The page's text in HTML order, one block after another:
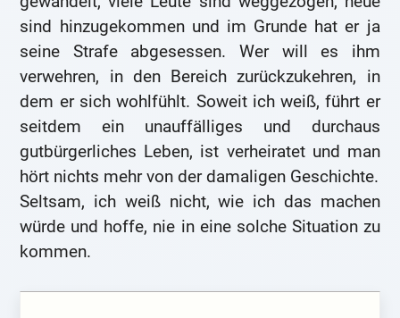
sind hinzugekommen und im Grunde hat er ja
seine Strafe abgesessen. Wer will es ihm
verwehren, in den Bereich zurückzukehren, in
dem er sich wohlfühlt. Soweit ich weiß, führt er
seitdem ein unauffälliges und durchaus
gutbürgerliches Leben, ist verheiratet und man
hört nichts mehr von der damaligen Geschichte.
Seltsam, ich weiß nicht, wie ich das machen
würde und hoffe, nie in eine solche Situation zu
kommen.